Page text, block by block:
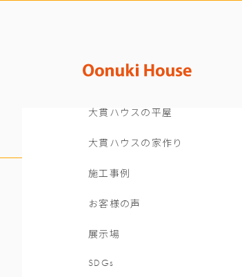
大貫ハウスの平屋
大貫ハウスの家作り
施工事例
お客様の声
展示場
SDGs